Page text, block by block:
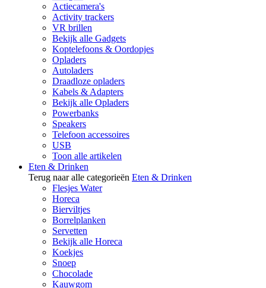
Actiecamera's
Activity trackers
VR brillen
Bekijk alle Gadgets
Koptelefoons & Oordopjes
Opladers
Autoladers
Draadloze opladers
Kabels & Adapters
Bekijk alle Opladers
Powerbanks
Speakers
Telefoon accessoires
USB
Toon alle artikelen
Eten & Drinken
Terug naar alle categorieën Eten & Drinken
Flesjes Water
Horeca
Bierviltjes
Borrelplanken
Servetten
Bekijk alle Horeca
Koekjes
Snoep
Chocolade
Kauwgom